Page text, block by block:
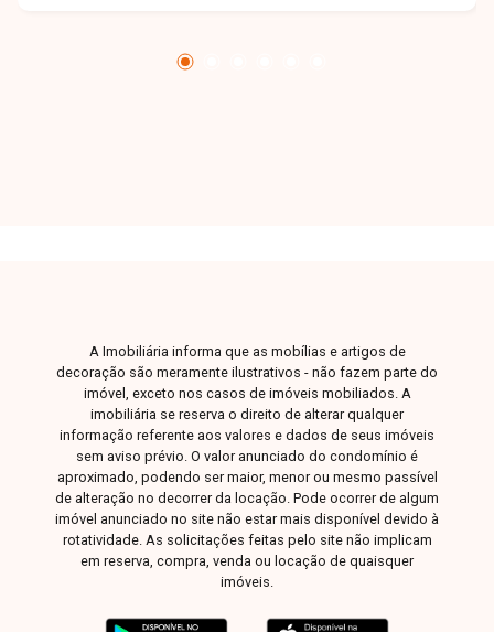
vias, além de uma ampla variedade de
A Imobiliária informa que as mobílias e artigos de
decoração são meramente ilustrativos - não fazem parte do
imóvel, exceto nos casos de imóveis mobiliados. A
imobiliária se reserva o direito de alterar qualquer
informação referente aos valores e dados de seus imóveis
sem aviso prévio. O valor anunciado do condomínio é
aproximado, podendo ser maior, menor ou mesmo passível
de alteração no decorrer da locação. Pode ocorrer de algum
imóvel anunciado no site não estar mais disponível devido à
rotatividade. As solicitações feitas pelo site não implicam
em reserva, compra, venda ou locação de quaisquer
imóveis.